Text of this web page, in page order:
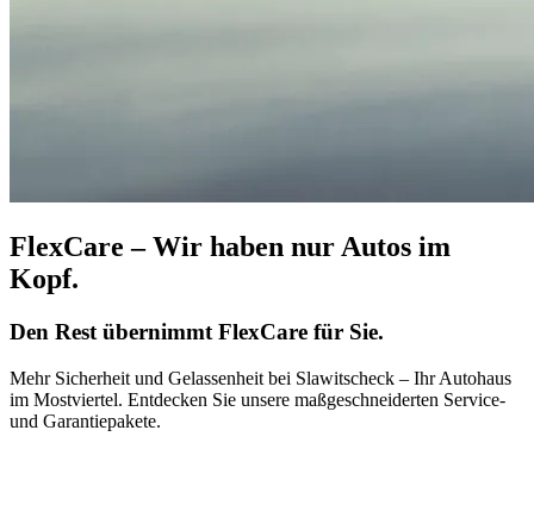
FlexCare – Wir haben nur Autos im
Kopf.
Den Rest übernimmt FlexCare für Sie.
Mehr Sicherheit und Gelassenheit bei Slawitscheck – Ihr Autohaus
im Mostviertel. Entdecken Sie unsere maßgeschneiderten Service-
und Garantiepakete.